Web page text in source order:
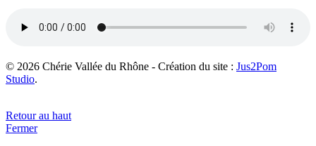
© 2026 Chérie Vallée du Rhône - Création du site : Jus2Pom
Studio.
Retour au haut
Fermer